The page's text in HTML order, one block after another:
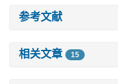
参考文献
相关文章 15